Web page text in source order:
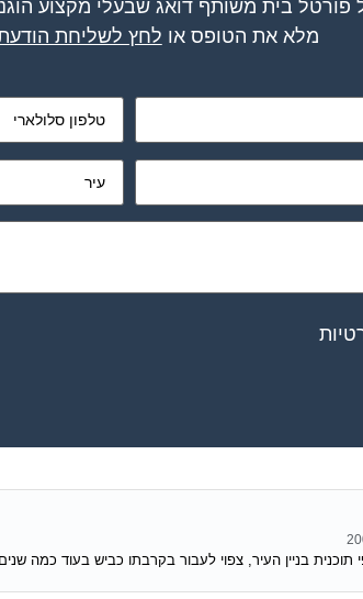
פורטל בית משותף דואג שבעלי מקצוע
מלא את הטופס או לחץ לשליחת
בניין העיר, צפוי לעבור בקרבתו כביש בעוד כמה